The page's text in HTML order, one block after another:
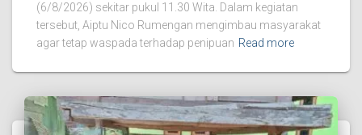
(6/8/2026) sekitar pukul 11.30 Wita. Dalam kegiatan
tersebut, Aiptu Nico Rumengan mengimbau masyarakat
agar tetap waspada terhadap penipuan Read more